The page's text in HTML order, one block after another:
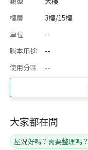
樓層
3樓/15樓
車位
--
謄本用途
--
使用分區
--
大家都在問
屋況好嗎？需要整理嗎？